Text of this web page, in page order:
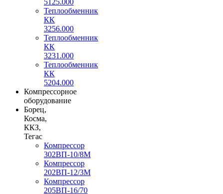
Теплообменник
КК
3256.000
Теплообменник
КК
3231.000
Теплообменник
КК
5204.000
Компрессорное
оборудование
Борец,
Косма,
ККЗ,
Тегас
Компрессор
302ВП-10/8М
Компрессор
202ВП-12/3М
Компрессор
205ВП-16/70